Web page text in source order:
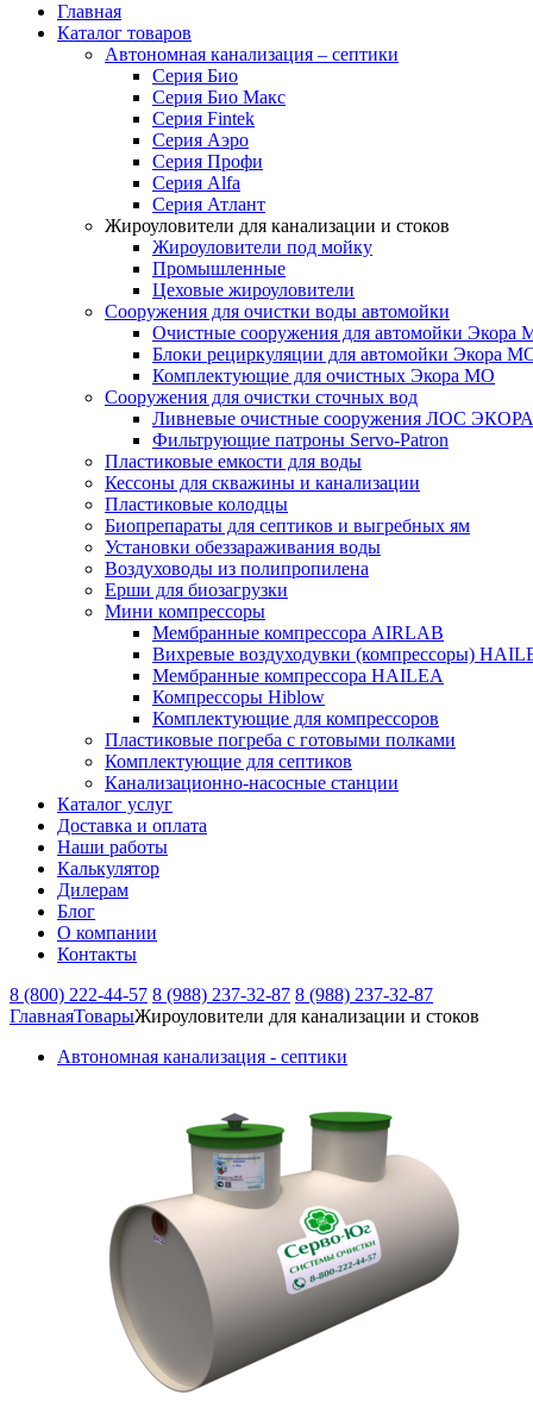
Главная
Каталог товаров
Автономная канализация – септики
Серия Био
Серия Био Макс
Серия Fintek
Серия Аэро
Серия Профи
Серия Alfa
Серия Атлант
Жироуловители для канализации и стоков
Жироуловители под мойку
Промышленные
Цеховые жироуловители
Сооружения для очистки воды автомойки
Очистные сооружения для автомойки Экора
Блоки рециркуляции для автомойки Экора
Комплектующие для очистных Экора МО
Сооружения для очистки сточных вод
Ливневые очистные сооружения ЛОС ЭКОРА
Фильтрующие патроны Servo-Patron
Пластиковые емкости для воды
Кессоны для скважины и канализации
Пластиковые колодцы
Биопрепараты для септиков и выгребных ям
Установки обеззараживания воды
Воздуховоды из полипропилена
Ерши для биозагрузки
Мини компрессоры
Мембранные компрессора AIRLAB
Вихревые воздуходувки (компрессоры)
Мембранные компрессора HAILEA
Компрессоры Hiblow
Комплектующие для компрессоров
Пластиковые погреба с готовыми полками
Комплектующие для септиков
Канализационно-насосные станции
Каталог услуг
Доставка и оплата
Наши работы
Калькулятор
Дилерам
Блог
О компании
Контакты
8 (800) 222-44-57 8 (988) 237-32-87 8 (988) 237-32-87
ГлавнаяТоварыЖироуловители для канализации и стоков
Автономная канализация - септики